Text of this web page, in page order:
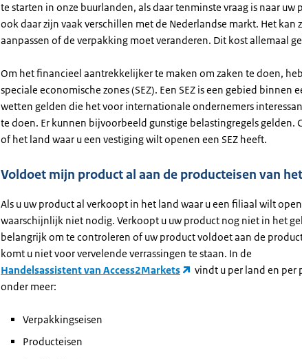
te starten in onze buurlanden, als daar tenminste vraag is naar uw
ook daar zijn vaak verschillen met de Nederlandse markt. Het kan
aanpassen of de verpakking moet veranderen. Dit kost allemaal
Om het financieel aantrekkelijker te maken om zaken te doen,
speciale economische zones (SEZ). Een SEZ is een gebied binnen
wetten gelden die het voor internationale ondernemers
te doen. Er kunnen bijvoorbeeld gunstige belastingregels gelden.
of het land waar u een vestiging wilt openen een SEZ heeft.
Voldoet mijn product al aan de producteisen van
Als u uw product al verkoopt in het land waar u een filiaal wilt
waarschijnlijk niet nodig. Verkoopt u uw product nog niet in het
belangrijk om te controleren of uw product voldoet aan de
komt u niet voor vervelende verrassingen te staan. In de
Handelsassistent van Access2Markets
vindt u per land en
onder meer:
Verpakkingseisen
Producteisen